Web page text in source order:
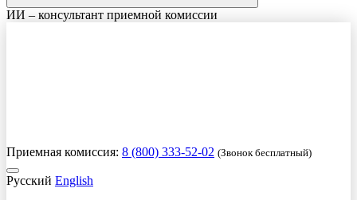
ИИ – консультант приемной комиссии
Приемная комиссия: 8 (800) 333-52-02 (Звонок бесплатный)
Русский English